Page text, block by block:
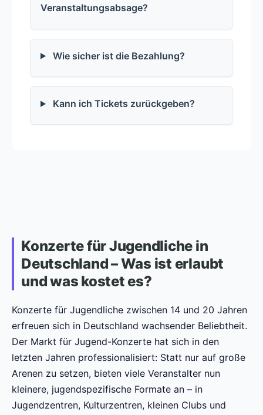
Veranstaltungsabsage?
Wie sicher ist die Bezahlung?
Kann ich Tickets zurückgeben?
Konzerte für Jugendliche in
Deutschland – Was ist erlaubt
und was kostet es?
Konzerte für Jugendliche zwischen 14 und 20 Jahren
erfreuen sich in Deutschland wachsender Beliebtheit.
Der Markt für Jugend-Konzerte hat sich in den
letzten Jahren professionalisiert: Statt nur auf große
Arenen zu setzen, bieten viele Veranstalter nun
kleinere, jugendspezifische Formate an – in
Jugendzentren, Kulturzentren, kleinen Clubs und